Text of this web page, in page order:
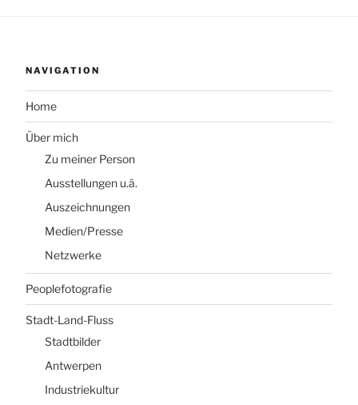
NAVIGATION
Home
Über mich
Zu meiner Person
Ausstellungen u.ä.
Auszeichnungen
Medien/Presse
Netzwerke
Peoplefotografie
Stadt-Land-Fluss
Stadtbilder
Antwerpen
Industriekultur